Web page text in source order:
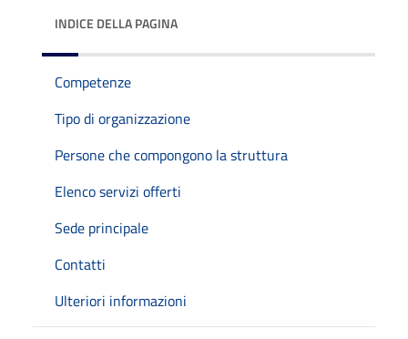
INDICE DELLA PAGINA
Competenze
Tipo di organizzazione
Persone che compongono la struttura
Elenco servizi offerti
Sede principale
Contatti
Ulteriori informazioni